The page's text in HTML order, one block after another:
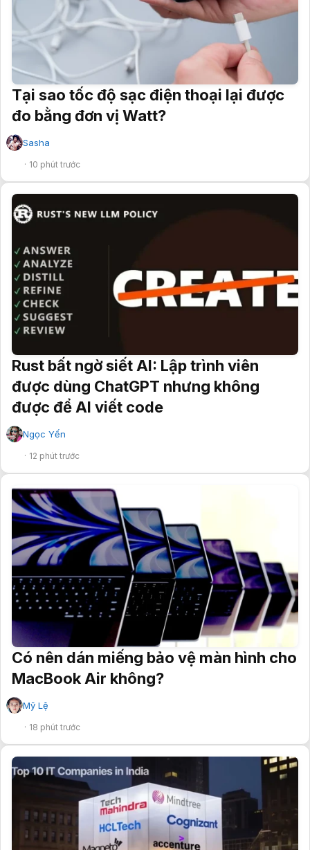
Tại sao tốc độ sạc điện thoại lại được
đo bằng đơn vị Watt?
Sasha
10 phút trước
Rust bất ngờ siết AI: Lập trình viên
được dùng ChatGPT nhưng không
được để AI viết code
Ngọc Yến
12 phút trước
Có nên dán miếng bảo vệ màn hình cho
MacBook Air không?
Mỹ Lệ
18 phút trước